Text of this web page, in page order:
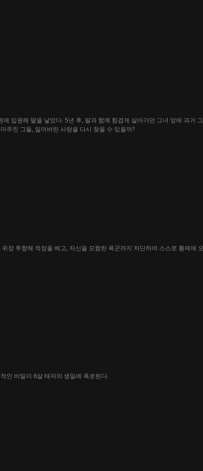
입원해 딸을 낳았다. 5년 후, 딸과 함께 힘겹게 살아가던 그녀 앞에 과거
주친 그들, 잃어버린 사랑을 다시 찾을 수 있을까?
장 투항해 적장을 베고, 자신을 모함한 폭군까지 처단하며 스스로 황제에
인 비밀이 6살 태자의 생일에 폭로된다.